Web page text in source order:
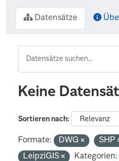
Datensätze
Keine
Sortieren nach
Formate: DWG SHP
LeipziGIS
Kategorien: